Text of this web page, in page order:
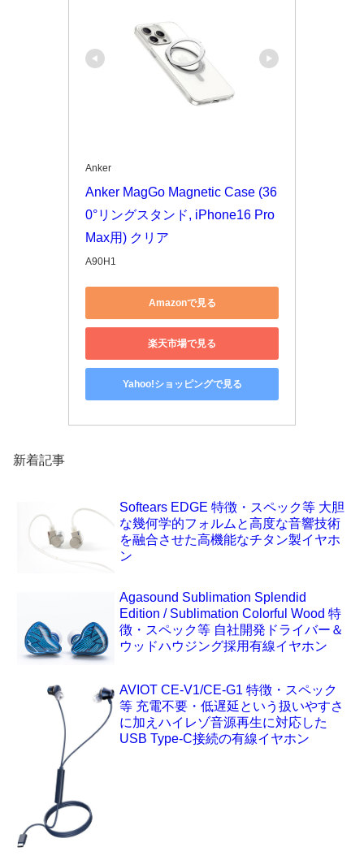
Anker
Anker MagGo Magnetic Case (36
0°リングスタンド, iPhone16 Pro
Max用) クリア
A90H1
Amazonで見る
楽天市場で見る
Yahoo!ショッピングで見る
新着記事
Softears EDGE 特徴・スペック等 大胆
な幾何学的フォルムと高度な音響技術
を融合させた高機能なチタン製イヤホ
ン
Agasound Sublimation Splendid
Edition / Sublimation Colorful Wood 特
徴・スペック等 自社開発ドライバー＆
ウッドハウジング採用有線イヤホン
AVIOT CE-V1/CE-G1 特徴・スペック
等 充電不要・低遅延という扱いやすさ
に加えハイレゾ音源再生に対応した
USB Type-C接続の有線イヤホン